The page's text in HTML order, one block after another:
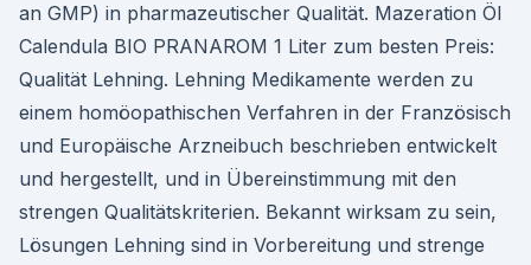
an GMP) in pharmazeutischer Qualität. Mazeration Öl
Calendula BIO PRANAROM 1 Liter zum besten Preis:
Qualität Lehning. Lehning Medikamente werden zu
einem homöopathischen Verfahren in der Französisch
und Europäische Arzneibuch beschrieben entwickelt
und hergestellt, und in Übereinstimmung mit den
strengen Qualitätskriterien. Bekannt wirksam zu sein,
Lösungen Lehning sind in Vorbereitung und strenge